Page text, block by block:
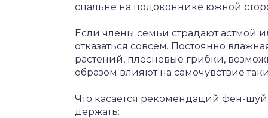
спальне на подоконнике южной
Если члены семьи страдают астмой
отказаться совсем. Постоянно
растений, плесневые грибки,
образом влияют на самочувствие
Что касается рекомендаций фен-
держать: